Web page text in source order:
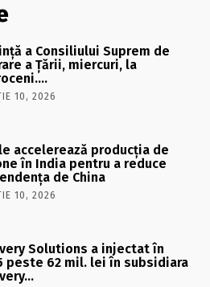
a Consiliului Suprem de
a Ţării, miercuri, la
10, 2026
accelerează producția de
în India pentru a reduce
de China
10, 2026
Solutions a injectat în
peste 62 mil. lei în subsidiara